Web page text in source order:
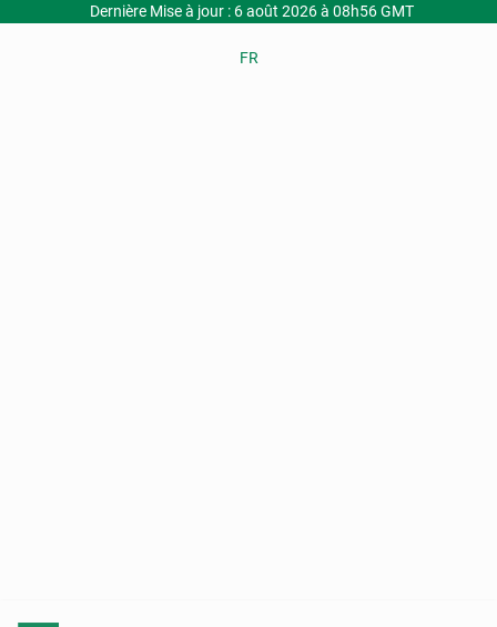
Dernière Mise à jour : 6 août 2026 à 08h56 GMT
FR